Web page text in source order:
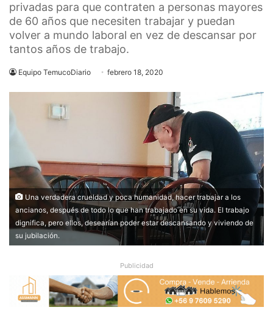
privadas para que contraten a personas mayores
de 60 años que necesiten trabajar y puedan
volver a mundo laboral en vez de descansar por
tantos años de trabajo.
Equipo TemucoDiario febrero 18, 2020
Una verdadera crueldad y poca humanidad, hacer trabajar a los
ancianos, después de todo lo que han trabajado en su vida. El trabajo
dignifica, pero ellos, desearían poder estar descansando y viviendo de
su jubilación.
Publicidad